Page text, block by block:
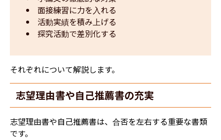
面接練習に力を入れる
活動実績を積み上げる
探究活動で差別化する
それぞれについて解説します。
志望理由書や自己推薦書の充実
志望理由書や自己推薦書は、合否を左右する重要な書類
です。